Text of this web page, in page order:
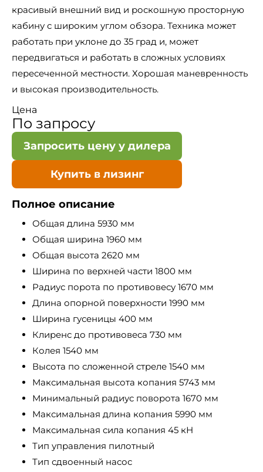
красивый внешний вид и роскошную просторную
кабину с широким углом обзора. Техника может
работать при уклоне до 35 град и, может
передвигаться и работать в сложных условиях
пересеченной местности. Хорошая маневренность
и высокая производительность.
Цена
По запросу
Запросить цену у дилера
Купить в лизинг
Полное описание
Общая длина 5930 мм
Общая ширина 1960 мм
Общая высота 2620 мм
Ширина по верхней части 1800 мм
Радиус порота по противовесу 1670 мм
Длина опорной поверхности 1990 мм
Ширина гусеницы 400 мм
Клиренс до противовеса 730 мм
Колея 1540 мм
Высота по сложенной стреле 1540 мм
Максимальная высота копания 5743 мм
Минимальный радиус поворота 1670 мм
Максимальная длина копания 5990 мм
Максимальная сила копания 45 кН
Тип управления пилотный
Тип сдвоенный насос